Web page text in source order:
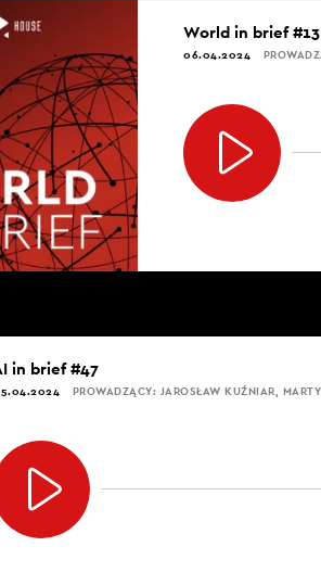
World in brief #13
06.04.2024
in brief #47
PROWADZĄCY: JAROSŁAW KUŹNIAR,